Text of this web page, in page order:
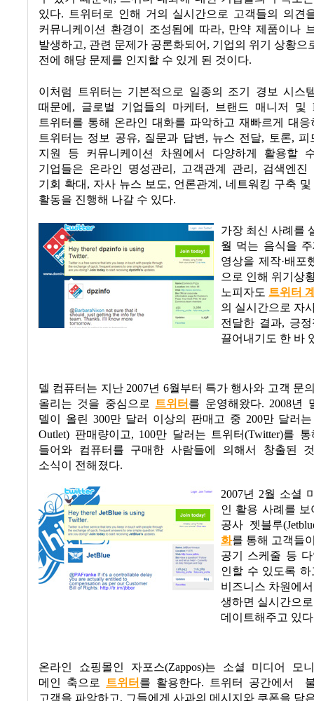
있다. 트위터로 인해 거의 실시간으로 고객들의 의견
커뮤니케이션 환경이 조성됨에 따라, 만약 제품이나
발생하고, 관련 문제가 공론화되어 , 기업의 위기 상황으
전에 해당 문제를 인지할 수 있게 된 것이다.
이처럼 트위터는 기본적으로 일종의 조기 경보 시스
때문에 , 글로벌 기업들의 마케터 , 브랜드 매니저 및
트위터를 통해 온라인 대화를 파악하고 재빠르게 대응
트위터는 정보 공유, 질문과 답변, 뉴스 전달, 토론, 피
지원 등 커뮤니케이션 차원에서 다양하게 활용할
기업들은 온라인 명성관리 , 고객관계 관리 , 검색엔진
기회 확대 , 자사 뉴스 보도, 언론관계 , 네트워킹 구축
활동을 진행해 나갈 수 있다.
가장 최신 사례를
월 먹는 음식을
영상을 제작·배포
으로 인해 위기상
노피자도 트위터
의 실시간으로 자
전달한 결과, 긍
끌어내기도 한 바
델 컴퓨터는 지난2007년 6월부터 특가 행사와 고객 문
올리는 것을 중심으로 트위터 를 운영해왔다. 2008년
델이 올린 300만 달러 이상의 판매고 중 200만 달러
Outlet) 판매량이고, 100만 달러는 트위터(Twitter)를 통
들어와 컴퓨터를 구매한 사람들에 의해서 창출된
소식이 전해졌다.
2007년 2월 소셜
인 활용 사례를
공사 젯블루
화를 통해 고객들
공기 스케줄 등
인할 수 있도록
비즈니스 차원에
생하면 실시간으
데이트해주고 있다
온라인 쇼핑몰인 자포스(Zappos)는 소셜 미디어 모
메인 축으로 트위터 를 활용한다. 트위터 공간에서
고객을 파악하고, 그들에게 사과의 메시지와 쿠폰을 담